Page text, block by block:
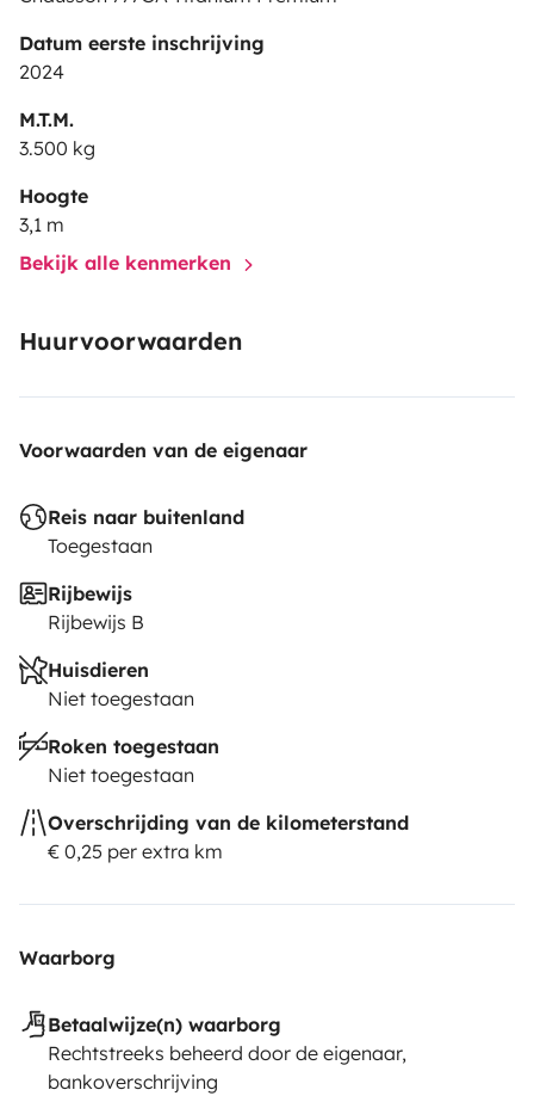
Datum eerste inschrijving
2024
M.T.M.
3.500 kg
Hoogte
3,1 m
Bekijk alle kenmerken
Huurvoorwaarden
Voorwaarden van de eigenaar
Reis naar buitenland
Toegestaan
Rijbewijs
Rijbewijs B
Huisdieren
Niet toegestaan
Roken toegestaan
Niet toegestaan
Overschrijding van de kilometerstand
€ 0,25 per extra km
Waarborg
Betaalwijze(n) waarborg
Rechtstreeks beheerd door de eigenaar,
bankoverschrijving